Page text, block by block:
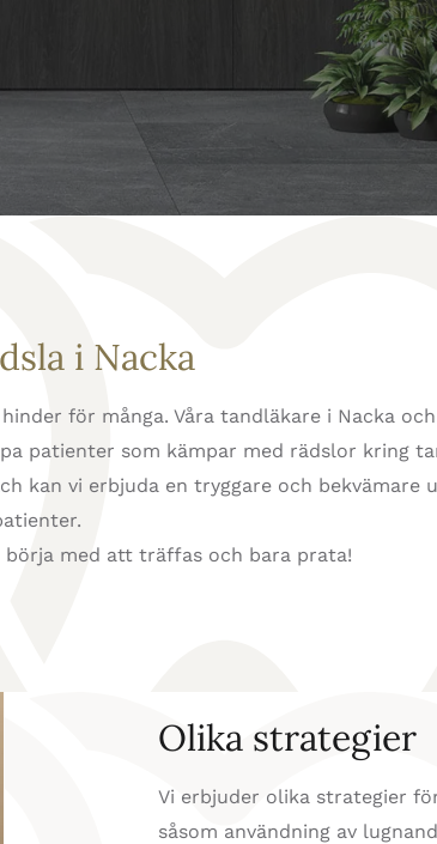
i Nacka
för många. Våra tandläkare i Nacka
patienter som kämpar med rädslor kring
kan vi erbjuda en tryggare och bekvämare
börja med att träffas och bara prata!
Olika strategier
Vi erbjuder olika strategier
såsom användning av